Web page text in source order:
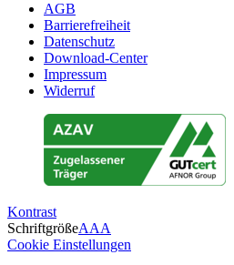
AGB
Barrierefreiheit
Datenschutz
Download-Center
Impressum
Widerruf
Kontrast
SchriftgrößeAAA
Cookie Einstellungen